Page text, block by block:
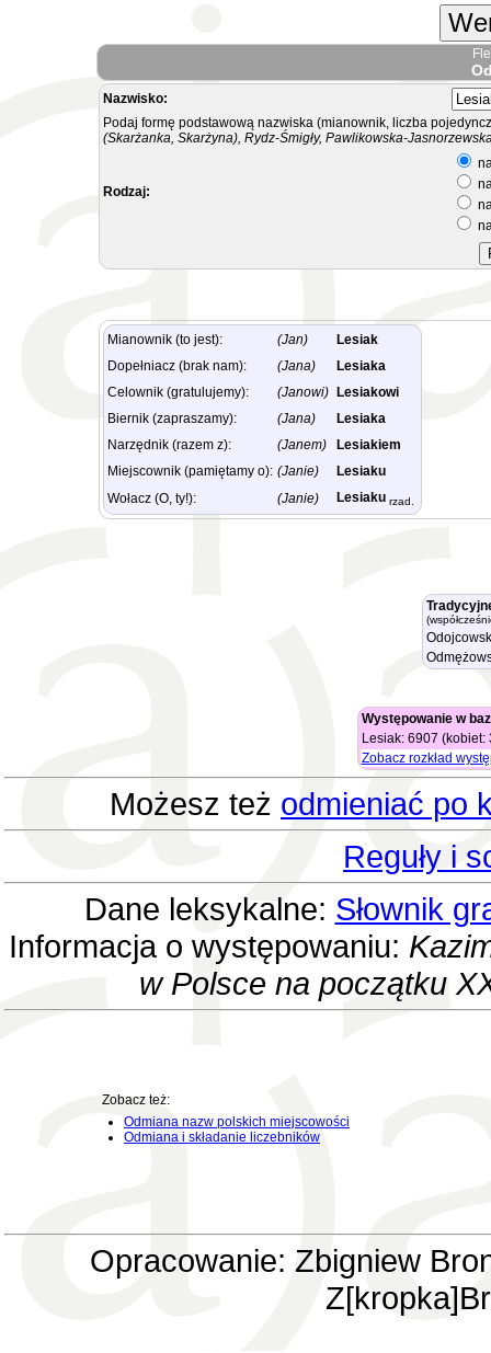
Nazwisko:
Podaj formę podstawową nazwiska (mianownik, liczba
(Skarżanka, Skarżyna), Rydz-Śmigły, Pawlikowska-
Rodzaj:
Mianownik (to jest): (Jan)
Lesiak
Dopełniacz (brak nam):
(Jana)
Lesiaka
Celownik (gratulujemy):
(Janowi)
Lesiakowi
Biernik (zapraszamy):
(Jana)
Lesiaka
Narzędnik (razem z):
(Janem)
Lesiakiem
Miejscownik (pamiętamy o): (Janie)
Lesiaku
Wołacz (O, ty!):
(Janie) Lesiaku rzad.
Występowanie w
Lesiak: 6907 (kobiet:
Zobacz rozkład
Możesz też odmieniać po
Reguły i
Dane leksykalne: Słownik
Informacja o występowaniu:
w Polsce na początku
Zobacz też:
Odmiana nazw polskich miejscowości
Odmiana i składanie liczebników
Opracowanie: Zbigniew